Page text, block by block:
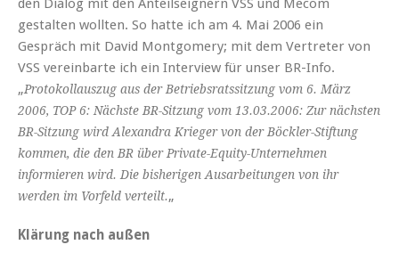
den Dialog mit den Anteilseignern VSS und Mecom
gestalten wollten. So hatte ich am 4. Mai 2006 ein
Gespräch mit David Montgomery; mit dem Vertreter von
VSS vereinbarte ich ein Interview für unser BR-Info.
„Protokollauszug aus der Betriebsratssitzung vom 6. März
2006, TOP 6: Nächste BR-Sitzung vom 13.03.2006: Zur nächsten
BR-Sitzung wird Alexandra Krieger von der Böckler-Stiftung
kommen, die den BR über Private-Equity-Unternehmen
informieren wird. Die bisherigen Ausarbeitungen von ihr
werden im Vorfeld verteilt.„
Klärung nach außen